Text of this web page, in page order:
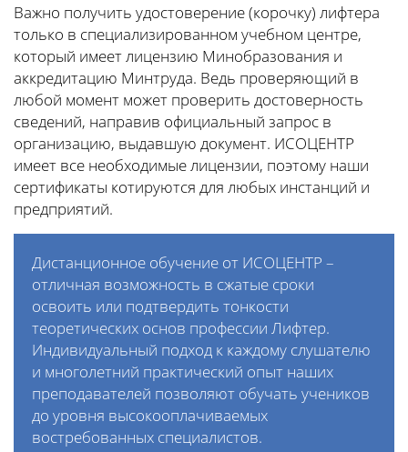
Важно получить удостоверение (корочку) лифтера
только в специализированном учебном центре,
который имеет лицензию Минобразования и
аккредитацию Минтруда. Ведь проверяющий в
любой момент может проверить достоверность
сведений, направив официальный запрос в
организацию, выдавшую документ. ИСОЦЕНТР
имеет все необходимые лицензии, поэтому наши
сертификаты котируются для любых инстанций и
предприятий.
Дистанционное обучение от ИСОЦЕНТР –
отличная возможность в сжатые сроки
освоить или подтвердить тонкости
теоретических основ профессии Лифтер.
Индивидуальный подход к каждому слушателю
и многолетний практический опыт наших
преподавателей позволяют обучать учеников
до уровня высокооплачиваемых
востребованных специалистов.